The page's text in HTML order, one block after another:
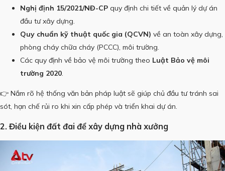
Nghị định 15/2021/NĐ-CP quy định chi tiết về quản lý dự án
đầu tư xây dựng.
Quy chuẩn kỹ thuật quốc gia (QCVN) về an toàn xây dựng,
phòng cháy chữa cháy (PCCC), môi trường.
Các quy định về bảo vệ môi trường theo Luật Bảo vệ môi
trường 2020.
👉 Nắm rõ hệ thống văn bản pháp luật sẽ giúp chủ đầu tư tránh sai
sót, hạn chế rủi ro khi xin cấp phép và triển khai dự án.
2. Điều kiện đất đai để xây dựng nhà xưởng